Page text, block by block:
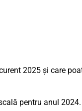
2025 și care
pentru anul 2024.